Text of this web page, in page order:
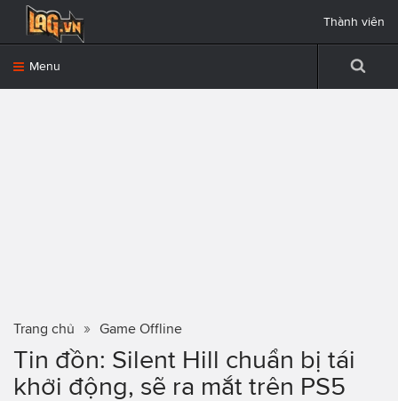
Menu
Thành viên
Trang chủ Game Offline
Tin đồn: Silent Hill chuẩn bị tái
khởi động, sẽ ra mắt trên PS5